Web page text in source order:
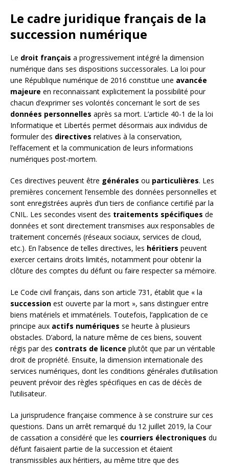
Le cadre juridique français de la
succession numérique
Le droit français a progressivement intégré la dimension
numérique dans ses dispositions successorales. La loi pour
une République numérique de 2016 constitue une avancée
majeure en reconnaissant explicitement la possibilité pour
chacun d’exprimer ses volontés concernant le sort de ses
données personnelles après sa mort. L’article 40-1 de la loi
Informatique et Libertés permet désormais aux individus de
formuler des directives relatives à la conservation,
l’effacement et la communication de leurs informations
numériques post-mortem.
Ces directives peuvent être générales ou particulières. Les
premières concernent l’ensemble des données personnelles et
sont enregistrées auprès d’un tiers de confiance certifié par la
CNIL. Les secondes visent des traitements spécifiques de
données et sont directement transmises aux responsables de
traitement concernés (réseaux sociaux, services de cloud,
etc.). En l’absence de telles directives, les héritiers peuvent
exercer certains droits limités, notamment pour obtenir la
clôture des comptes du défunt ou faire respecter sa mémoire.
Le Code civil français, dans son article 731, établit que « la
succession est ouverte par la mort », sans distinguer entre
biens matériels et immatériels. Toutefois, l’application de ce
principe aux actifs numériques se heurte à plusieurs
obstacles. D’abord, la nature même de ces biens, souvent
régis par des contrats de licence plutôt que par un véritable
droit de propriété. Ensuite, la dimension internationale des
services numériques, dont les conditions générales d’utilisation
peuvent prévoir des règles spécifiques en cas de décès de
l’utilisateur.
La jurisprudence française commence à se construire sur ces
questions. Dans un arrêt remarqué du 12 juillet 2019, la Cour
de cassation a considéré que les courriers électroniques du
défunt faisaient partie de la succession et étaient
transmissibles aux héritiers, au même titre que des